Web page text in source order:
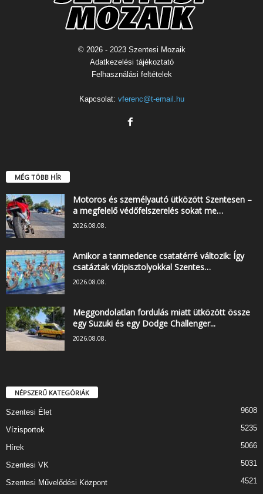
© 2026 - 2023 Szentesi Mozaik
Adatkezelési tájékoztató
Felhasználási feltételek
Kapcsolat: vferenc@t-email.hu
MÉG TÖBB HÍR
Motoros és személyautó ütközött Szentesen –
a megfelelő védőfelszerelés sokat me…
2026.08.08.
Amikor a tanmedence csatatérré változik: Így
csatáztak vízipisztolyokkal Szentes…
2026.08.08.
Meggondolatlan fordulás miatt ütközött össze
egy Suzuki és egy Dodge Challenger...
2026.08.08.
NÉPSZERŰ KATEGÓRIÁK
Szentesi Élet 9608
Vízisportok 5235
Hírek 5066
Szentesi VK 5031
Szentesi Művelődési Központ
4521